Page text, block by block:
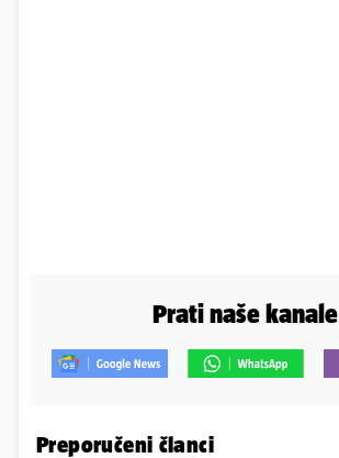
Prati naše kanale
Preporučeni članci